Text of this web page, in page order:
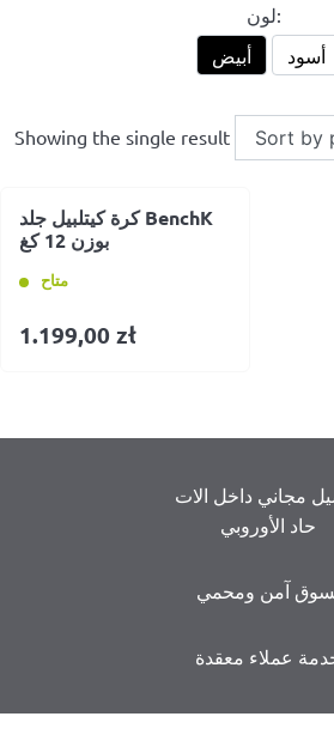
لون:
أسود
أبيض
Showing the single result
كرة كيتلبيل جلد BenchK
بوزن 12 كغ
متاح
1.199,00 zł
مجاني داخل الات
حاد الأوروبي
آمن ومحمي
عملاء معقدة